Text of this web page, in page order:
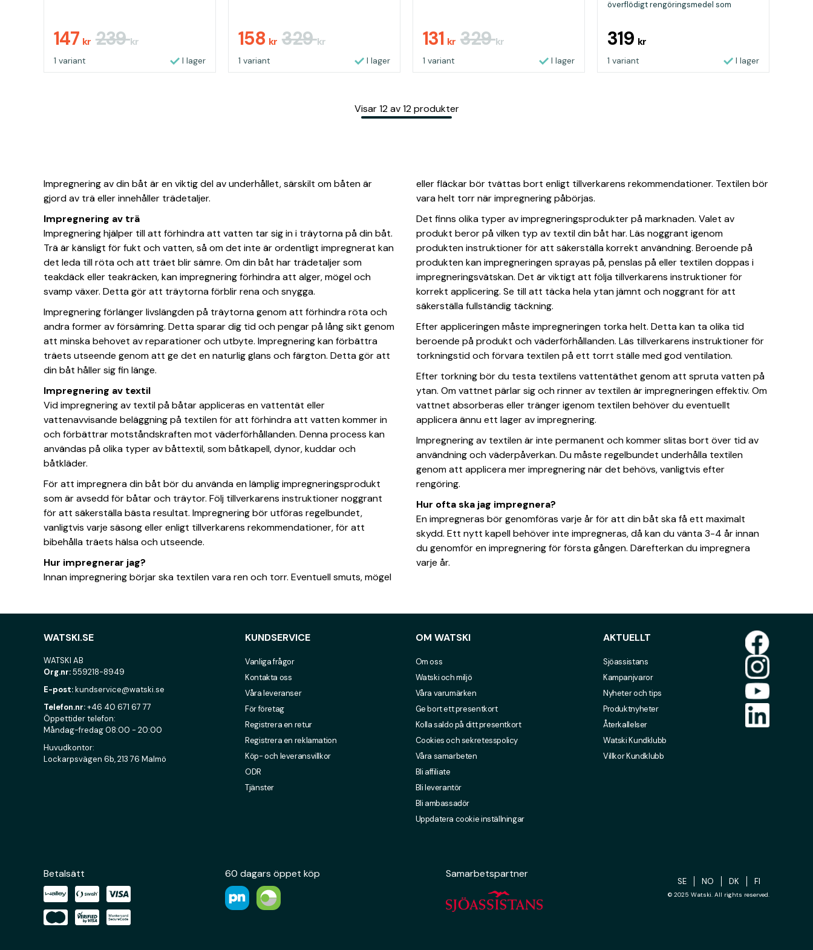
147 kr 239kr
1 variant I lager
158 kr 329kr
1 variant I lager
131 kr 329kr
1 variant I lager
överflödigt rengöringsmedel som
319 kr
1 variant I lager
Visar 12 av 12 produkter
Impregnering av din båt är en viktig del av underhållet, särskilt om båten är
gjord av trä eller innehåller trädetaljer.
Impregnering av trä
Impregnering hjälper till att förhindra att vatten tar sig in i träytorna på din båt.
Trä är känsligt för fukt och vatten, så om det inte är ordentligt impregnerat kan
det leda till röta och att träet blir sämre. Om din båt har trädetaljer som
teakdäck eller teakräcken, kan impregnering förhindra att alger, mögel och
svamp växer. Detta gör att träytorna förblir rena och snygga.
Impregnering förlänger livslängden på träytorna genom att förhindra röta och
andra former av försämring. Detta sparar dig tid och pengar på lång sikt genom
att minska behovet av reparationer och utbyte. Impregnering kan förbättra
träets utseende genom att ge det en naturlig glans och färgton. Detta gör att
din båt håller sig fin länge.
Impregnering av textil
Vid impregnering av textil på båtar appliceras en vattentät eller
vattenavvisande beläggning på textilen för att förhindra att vatten kommer in
och förbättrar motståndskraften mot väderförhållanden. Denna process kan
användas på olika typer av båttextil, som båtkapell, dynor, kuddar och
båtkläder.
För att impregnera din båt bör du använda en lämplig impregneringsprodukt
som är avsedd för båtar och träytor. Följ tillverkarens instruktioner noggrant
för att säkerställa bästa resultat. Impregnering bör utföras regelbundet,
vanligtvis varje säsong eller enligt tillverkarens rekommendationer, för att
bibehålla träets hälsa och utseende.
Hur impregnerar jag?
Innan impregnering börjar ska textilen vara ren och torr. Eventuell smuts, mögel
eller fläckar bör tvättas bort enligt tillverkarens rekommendationer. Textilen bör
vara helt torr när impregnering påbörjas.
Det finns olika typer av impregneringsprodukter på marknaden. Valet av
produkt beror på vilken typ av textil din båt har. Läs noggrant igenom
produkten instruktioner för att säkerställa korrekt användning. Beroende på
produkten kan impregneringen sprayas på, penslas på eller textilen doppas i
impregneringsvätskan. Det är viktigt att följa tillverkarens instruktioner för
korrekt applicering. Se till att täcka hela ytan jämnt och noggrant för att
säkerställa fullständig täckning.
Efter appliceringen måste impregneringen torka helt. Detta kan ta olika tid
beroende på produkt och väderförhållanden. Läs tillverkarens instruktioner för
torkningstid och förvara textilen på ett torrt ställe med god ventilation.
Efter torkning bör du testa textilens vattentäthet genom att spruta vatten på
ytan. Om vattnet pärlar sig och rinner av textilen är impregneringen effektiv. Om
vattnet absorberas eller tränger igenom textilen behöver du eventuellt
applicera ännu ett lager av impregnering.
Impregnering av textilen är inte permanent och kommer slitas bort över tid av
användning och väderpåverkan. Du måste regelbundet underhålla textilen
genom att applicera mer impregnering när det behövs, vanligtvis efter
rengöring.
Hur ofta ska jag impregnera?
En impregneras bör genomföras varje år för att din båt ska få ett maximalt
skydd. Ett nytt kapell behöver inte impregneras, då kan du vänta 3-4 år innan
du genomför en impregnering för första gången. Därefterkan du impregnera
varje år.
WATSKI.SE
WATSKI AB
Org.nr:559218-8949
E-post:kundservice@watski.se
Telefon.nr:+46 40 671 67 77
Öppettider telefon:
Måndag-fredag 08:00 - 20:00
Huvudkontor:
Lockarpsvägen 6b, 213 76 Malmö
KUNDSERVICE
Vanliga frågor
Kontakta oss
Våra leveranser
För företag
Registrera en retur
Registrera en reklamation
Köp- och leveransvillkor
ODR
Tjänster
OM WATSKI
Om oss
Watski och miljö
Våra varumärken
Ge bort ett presentkort
Kolla saldo på ditt presentkort
Cookies och sekretesspolicy
Våra samarbeten
Bli affiliate
Bli leverantör
Bli ambassadör
Uppdatera cookie inställningar
AKTUELLT
Sjöassistans
Kampanjvaror
Nyheter och tips
Produktnyheter
Återkallelser
Watski Kundklubb
Villkor Kundklubb
Betalsätt 60 dagars öppet köp Samarbetspartner
SE NO DK FI
© 2025 Watski. All rights reserved.